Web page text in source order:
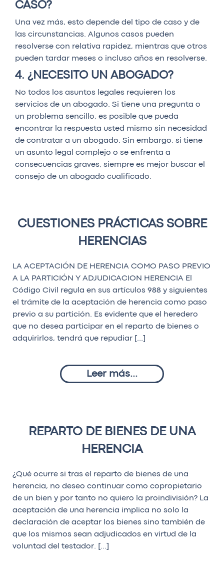
CASO?
Una vez más, esto depende del tipo de caso y de
las circunstancias. Algunos casos pueden
resolverse con relativa rapidez, mientras que otros
pueden tardar meses o incluso años en resolverse.
4. ¿NECESITO UN ABOGADO?
No todos los asuntos legales requieren los
servicios de un abogado. Si tiene una pregunta o
un problema sencillo, es posible que pueda
encontrar la respuesta usted mismo sin necesidad
de contratar a un abogado. Sin embargo, si tiene
un asunto legal complejo o se enfrenta a
consecuencias graves, siempre es mejor buscar el
consejo de un abogado cualificado.
CUESTIONES PRÁCTICAS SOBRE
HERENCIAS
LA ACEPTACIÓN DE HERENCIA COMO PASO PREVIO
A LA PARTICIÓN Y ADJUDICACION HERENCIA El
Código Civil regula en sus artículos 988 y siguientes
el trámite de la aceptación de herencia como paso
previo a su partición. Es evidente que el heredero
que no desea participar en el reparto de bienes o
adquirirlos, tendrá que repudiar […]
Leer más...
REPARTO DE BIENES DE UNA
HERENCIA
¿Qué ocurre si tras el reparto de bienes de una
herencia, no deseo continuar como copropietario
de un bien y por tanto no quiero la proindivisión? La
aceptación de una herencia implica no solo la
declaración de aceptar los bienes sino también de
que los mismos sean adjudicados en virtud de la
voluntad del testador. […]